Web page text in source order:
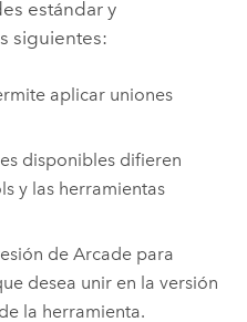
estándar y
siguientes:
aplicar uniones
disponibles difieren
y las herramientas
deArcade para
desea unir en la versión
de la herramienta.